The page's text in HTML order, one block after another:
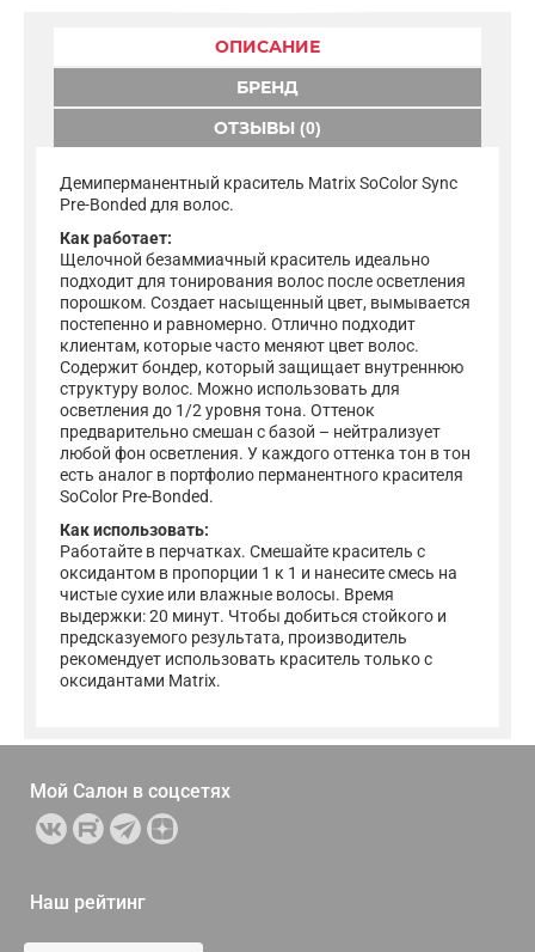
ОПИСАНИЕ
БРЕНД
ОТЗЫВЫ (0)
Демиперманентный краситель Matrix SoColor Sync
Pre-Bonded для волос.
Как работает:
Щелочной безаммиачный краситель идеально
подходит для тонирования волос после осветления
порошком. Создает насыщенный цвет, вымывается
постепенно и равномерно. Отлично подходит
клиентам, которые часто меняют цвет волос.
Содержит бондер, который защищает внутреннюю
структуру волос. Можно использовать для
осветления до 1/2 уровня тона. Оттенок
предварительно смешан с базой – нейтрализует
любой фон осветления. У каждого оттенка тон в тон
есть аналог в портфолио перманентного красителя
SoColor Pre-Bonded.
Как использовать:
Работайте в перчатках. Смешайте краситель с
оксидантом в пропорции 1 к 1 и нанесите смесь на
чистые сухие или влажные волосы. Время
выдержки: 20 минут. Чтобы добиться стойкого и
предсказуемого результата, производитель
рекомендует использовать краситель только с
оксидантами Matrix.
Мой Салон в соцсетях
Наш рейтинг